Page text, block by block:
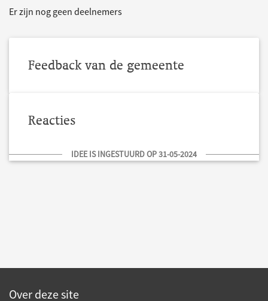
Er zijn nog geen deelnemers
Feedback van de gemeente
Reacties
IDEE IS INGESTUURD OP 31-05-2024
Over deze site